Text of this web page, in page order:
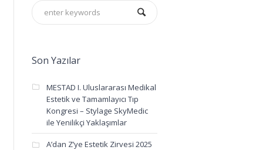
Son Yazılar
MESTAD I. Uluslararası Medikal
Estetik ve Tamamlayıcı Tıp
Kongresi – Stylage SkyMedic
ile Yenilikçi Yaklaşımlar
A’dan Z’ye Estetik Zirvesi 2025